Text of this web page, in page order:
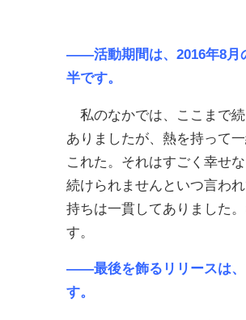
――活動期間は、2016年8月
半です。
私のなかでは、ここまで
ありましたが、熱を持って
これた。それはすごく幸せ
続けられませんといつ言わ
持ちは一貫してありました
す。
――最後を飾るリリースは、
す。